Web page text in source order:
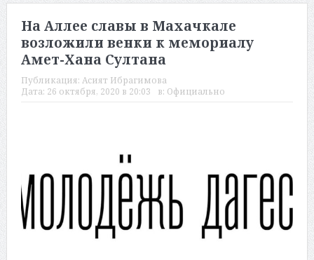
На Аллее славы в Махачкале
возложили венки к мемориалу
Амет-Хана Султана
Публикация: Асият Ибрагимова
Дата: 26 октября, 2020 в 20:03 в: Официально